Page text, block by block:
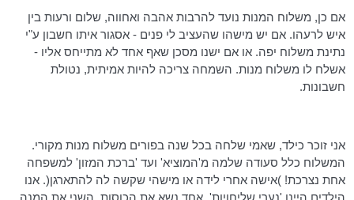
אם כן, משלוח המנות נועד להרבות אהבה ואחווה, שלום ורעות בין
איש לרעהו. אם יש מישהו שהעציב לי פנים - אסגור איתו חשבון ע"י
נתינת משלוח יפה. או אם ישנו מסכן שאף אחד לא מתייחס אליו -
אשלח לו משלוח מנות. השמחה צריכה להיות אמיתית, נטולת
חשבונות.
אני זוכר כילד, שאמי שלחה בכל שנה בפורים משלוח מנות מקורי.
המשלוח כלל סעודה שלמה מ'המוציא' ועד 'ברכת המזון' למשפחה
אחת נצרכת! )אישה אחרי לידה או מישהי שקשה לה להתארגן(. אנו
הילדים היינו 'נערי שליחויות'. אחד נשא את הכוסות, השני את המנה